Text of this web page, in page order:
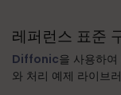
레퍼런스 표준
Diffonic을 사용하
와 처리 예제 라이브